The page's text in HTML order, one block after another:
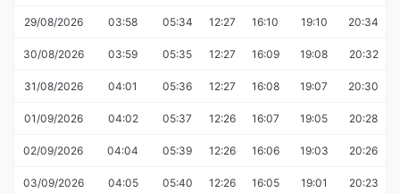
29/08/2026 03:58 05:34 12:27 16:10 19:10 20:34
30/08/2026 03:59 05:35 12:27 16:09 19:08 20:32
31/08/2026 04:01 05:36 12:27 16:08 19:07 20:30
01/09/2026 04:02 05:37 12:26 16:07 19:05 20:28
02/09/2026 04:04 05:39 12:26 16:06 19:03 20:26
03/09/2026 04:05 05:40 12:26 16:05 19:01 20:23